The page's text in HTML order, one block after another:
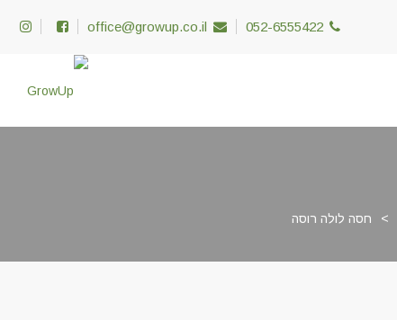
office@growup.co.il 052-6555422
> חסה לולה רוסה